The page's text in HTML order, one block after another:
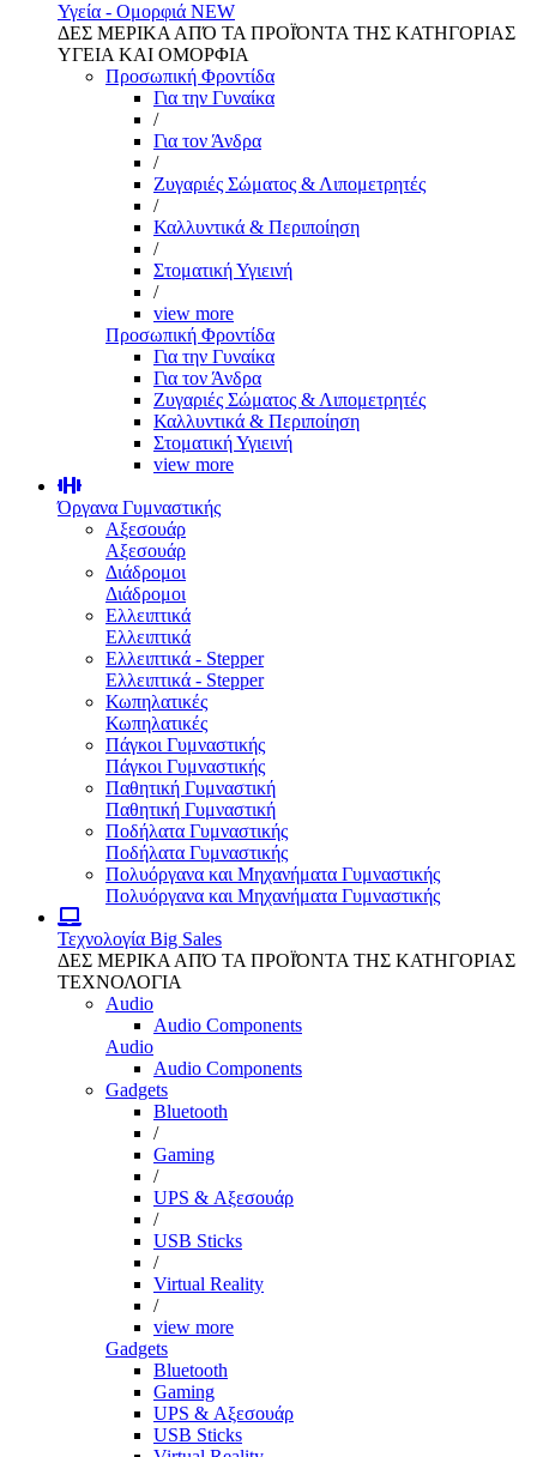
Υγεία - Ομορφιά NEW
ΔΕΣ ΜΕΡΙΚΑ ΑΠΌ ΤΑ ΠΡΟΪΌΝΤΑ ΤΗΣ ΚΑΤΗΓΟΡΙΑΣ
ΥΓΕΙΑ ΚΑΙ ΟΜΟΡΦΙΑ
Προσωπική Φροντίδα
Για την Γυναίκα
/
Για τον Άνδρα
/
Ζυγαριές Σώματος & Λιπομετρητές
/
Καλλυντικά & Περιποίηση
/
Στοματική Υγιεινή
/
view more
Προσωπική Φροντίδα
Για την Γυναίκα
Για τον Άνδρα
Ζυγαριές Σώματος & Λιπομετρητές
Καλλυντικά & Περιποίηση
Στοματική Υγιεινή
view more
Όργανα Γυμναστικής
Αξεσουάρ
Αξεσουάρ
Διάδρομοι
Διάδρομοι
Ελλειπτικά
Ελλειπτικά
Ελλειπτικά - Stepper
Ελλειπτικά - Stepper
Κωπηλατικές
Κωπηλατικές
Πάγκοι Γυμναστικής
Πάγκοι Γυμναστικής
Παθητική Γυμναστική
Παθητική Γυμναστική
Ποδήλατα Γυμναστικής
Ποδήλατα Γυμναστικής
Πολυόργανα και Μηχανήματα Γυμναστικής
Πολυόργανα και Μηχανήματα Γυμναστικής
Τεχνολογία Big Sales
ΔΕΣ ΜΕΡΙΚΑ ΑΠΌ ΤΑ ΠΡΟΪΌΝΤΑ ΤΗΣ ΚΑΤΗΓΟΡΙΑΣ
ΤΕΧΝΟΛΟΓΙΑ
Audio
Audio Components
Audio
Audio Components
Gadgets
Bluetooth
/
Gaming
/
UPS & Αξεσουάρ
/
USB Sticks
/
Virtual Reality
/
view more
Gadgets
Bluetooth
Gaming
UPS & Αξεσουάρ
USB Sticks